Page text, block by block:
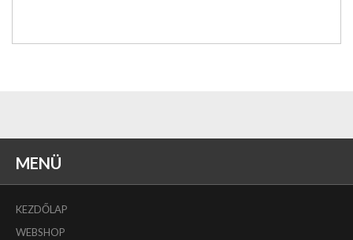
MENÜ
KEZDŐLAP
WEBSHOP